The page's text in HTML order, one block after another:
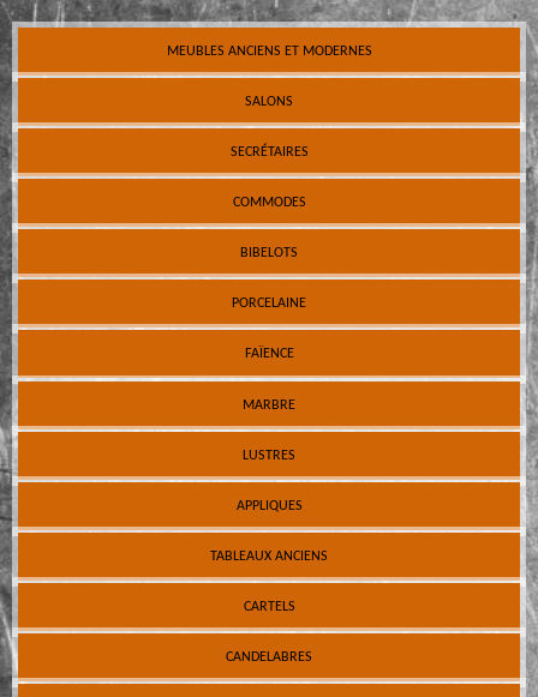
MEUBLES ANCIENS ET MODERNES
SALONS
SECRÉTAIRES
COMMODES
BIBELOTS
PORCELAINE
FAÏENCE
MARBRE
LUSTRES
APPLIQUES
TABLEAUX ANCIENS
CARTELS
CANDELABRES